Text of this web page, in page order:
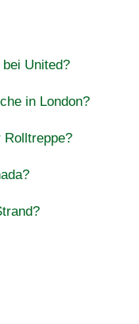
United?
in London?
Rolltreppe?